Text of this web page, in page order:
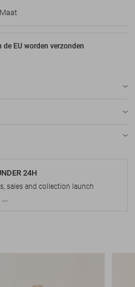
Maat
EU worden verzonden
24H
sales and collection launch